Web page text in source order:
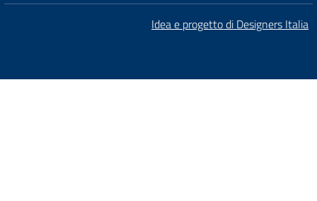
Idea e progetto di Designers Italia